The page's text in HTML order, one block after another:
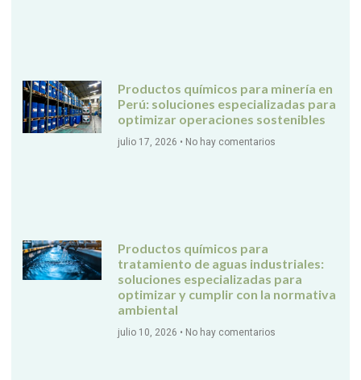
Productos químicos para minería en
Perú: soluciones especializadas para
optimizar operaciones sostenibles
julio 17, 2026 No hay comentarios
Productos químicos para
tratamiento de aguas industriales:
soluciones especializadas para
optimizar y cumplir con la normativa
ambiental
julio 10, 2026 No hay comentarios